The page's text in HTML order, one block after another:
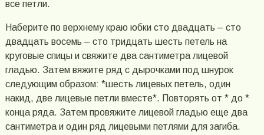
все петли.
Наберите по верхнему краю юбки сто двадцать – сто
двадцать восемь – сто тридцать шесть петель на
круговые спицы и свяжите два сантиметра лицевой
гладью. Затем вяжите ряд с дырочками под шнурок
следующим образом: *шесть лицевых петель, один
накид, две лицевые петли вместе*. Повторять от * до *
конца ряда. Затем провяжите лицевой гладью еще два
сантиметра и один ряд лицевыми петлями для загиба.